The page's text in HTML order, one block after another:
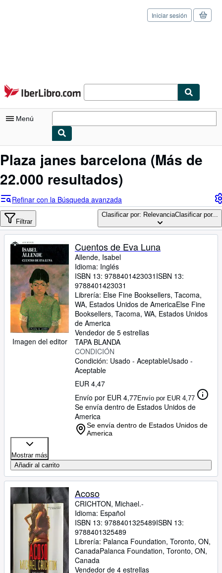
Pasar al contenido principal
IberLibro.com
Iniciar sesión
Menú
Mi cuenta
Consultar mis pedidos
Búsqueda avanzada
Colecciones
Libros antiguos
Arte y coleccionismo
Vendedores
Comenzar a vender
Ayuda
CERRAR
Plaza janes barcelona (Más de
22.000 resultados)
Refinar con la Búsqueda avanzada
Filtrar
Clasificar por: RelevanciaClasificar por...
Imagen del editor
Cuentos de Eva Luna
Allende, Isabel
Idioma: Inglés
ISBN 13: 9788401423031 ISBN 13:
9788401423031
Librería: Else Fine Booksellers, Tacoma,
WA, Estados Unidos de AmericaElse Fine
Booksellers, Tacoma, WA, Estados Unidos
de America
Vendedor de 5 estrellas
TAPA BLANDA
CONDICIÓN
Condición: Usado - AceptableUsado -
Aceptable
EUR 4,47
Envío por EUR 4,77Envío por EUR 4,77
Se envía dentro de Estados Unidos de
America
Se envía dentro de Estados Unidos de
America
Mostrar más
Añadir al carrito
Acoso
CRICHTON, Michael.-
Idioma: Español
ISBN 13: 9788401325489ISBN 13:
9788401325489
Librería: Palanca Foundation, Toronto, ON,
CanadaPalanca Foundation, Toronto, ON,
Canada
Vendedor de 4 estrellas